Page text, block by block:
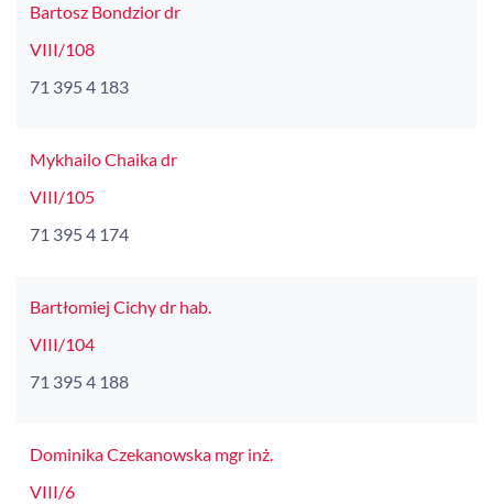
Bartosz Bondzior dr
VIII/108
71 395 4 183
Mykhailo Chaika dr
VIII/105
71 395 4 174
Bartłomiej Cichy dr hab.
VIII/104
71 395 4 188
Dominika Czekanowska mgr inż.
VIII/6